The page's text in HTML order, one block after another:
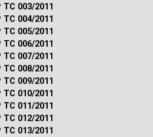
ТС 003/2011
ТС 004/2011
ТС 005/2011
ТС 006/2011
ТС 007/2011
ТС 008/2011
ТС 009/2011
ТС 010/2011
ТС 011/2011
ТС 012/2011
ТС 013/2011